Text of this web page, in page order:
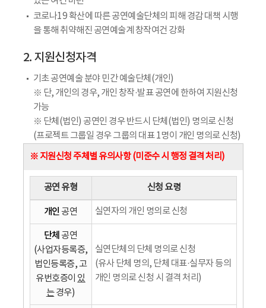
코로나19 확산에 따른 공연예술단체의 피해 경감 대책 시행
을 통해 취약해진 공연예술계 창작여건 강화
2. 지원신청자격
기초 공연예술 분야 민간 예술단체(개인)
※ 단, 개인의 경우, 개인 창작·발표 공연에 한하여 지원신청
가능
※ 단체(법인) 공연인 경우 반드시 단체(법인) 명의로 신청
(프로젝트 그룹일 경우 그룹의 대표 1명이 개인 명의로 신청)
※ 지원신청 주체별 유의사항 (미준수 시 행정 결격 처리)
공연 유형 신청 요령
개인공연 실연자의 개인 명의로 신청
단체 공연
(사업자등록증,
법인등록증, 고
유번호증이 있
는경우)
실연단체의 단체 명의로 신청
(유사 단체 명의, 단체 대표·실무자 등의
개인 명의로 신청 시 결격 처리)